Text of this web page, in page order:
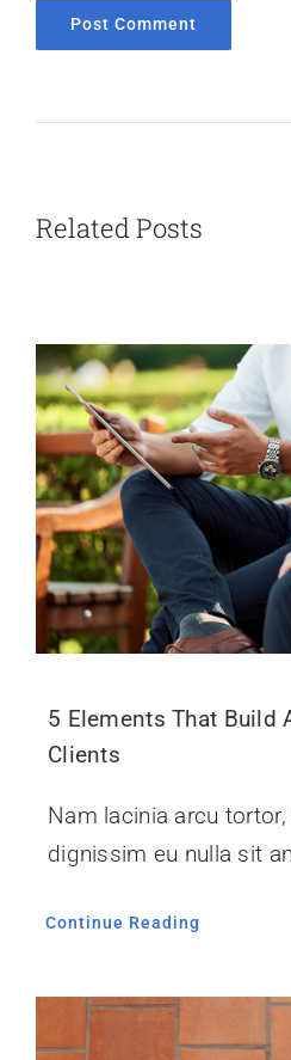
Related Posts
5 Elements That Build
Clients
Nam lacinia arcu
dignissim eu nulla sit
Continue Reading